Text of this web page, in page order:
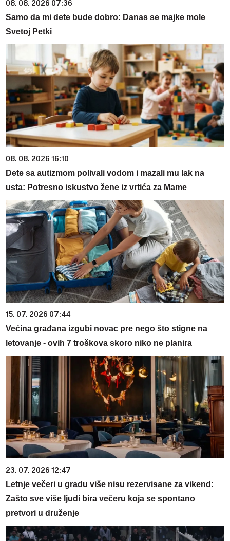
08. 08. 2026 07:36
Samo da mi dete bude dobro: Danas se majke mole
Svetoj Petki
08. 08. 2026 16:10
Dete sa autizmom polivali vodom i mazali mu lak na
usta: Potresno iskustvo žene iz vrtića za Mame
15. 07. 2026 07:44
Većina građana izgubi novac pre nego što stigne na
letovanje - ovih 7 troškova skoro niko ne planira
23. 07. 2026 12:47
Letnje večeri u gradu više nisu rezervisane za vikend:
Zašto sve više ljudi bira večeru koja se spontano
pretvori u druženje